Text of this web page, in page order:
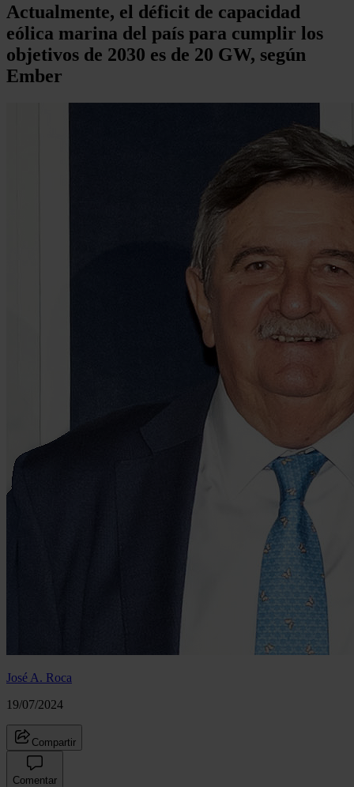
Actualmente, el déficit de capacidad
eólica marina del país para cumplir los
objetivos de 2030 es de 20 GW, según
Ember
José A. Roca
19/07/2024
Compartir
Comentar